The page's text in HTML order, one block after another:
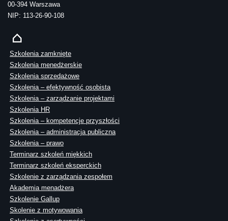
00-394 Warszawa
NIP: 113-26-90-108
Szkolenia zamknięte
Szkolenia menedżerskie
Szkolenia sprzedażowe
Szkolenia – efektywność osobista
Szkolenia – zarządzanie projektami
Szkolenia HR
Szkolenia – kompetencje przyszłości
Szkolenia – administracja publiczna
Szkolenia – prawo
Terminarz szkoleń miękkich
Terminarz szkoleń eksperckich
Szkolenie z zarządzania zespołem
Akademia menadżera
Szkolenie Gallup
Skolenie z motywowania